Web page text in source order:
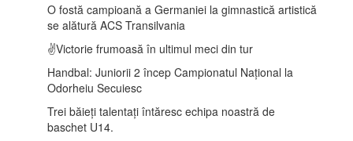
O fostă campioană a Germaniei la gimnastică artistică
se alătură ACS Transilvania
✌️Victorie frumoasă în ultimul meci din tur
Handbal: Juniorii 2 încep Campionatul Național la
Odorheiu Secuiesc
Trei băieți talentați întăresc echipa noastră de
baschet U14.